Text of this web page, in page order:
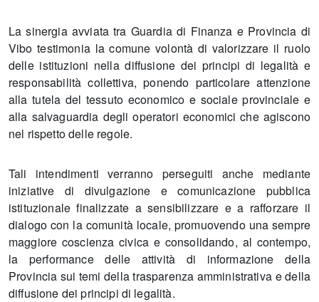
La sinergia avviata tra Guardia di Finanza e Provincia di
Vibo testimonia la comune volontà di valorizzare il ruolo
delle istituzioni nella diffusione dei principi di legalità e
responsabilità collettiva, ponendo particolare attenzione
alla tutela del tessuto economico e sociale provinciale e
alla salvaguardia degli operatori economici che agiscono
nel rispetto delle regole.
Tali intendimenti verranno perseguiti anche mediante
iniziative di divulgazione e comunicazione pubblica
istituzionale finalizzate a sensibilizzare e a rafforzare il
dialogo con la comunità locale, promuovendo una sempre
maggiore coscienza civica e consolidando, al contempo,
la performance delle attività di informazione della
Provincia sui temi della trasparenza amministrativa e della
diffusione dei principi di legalità.